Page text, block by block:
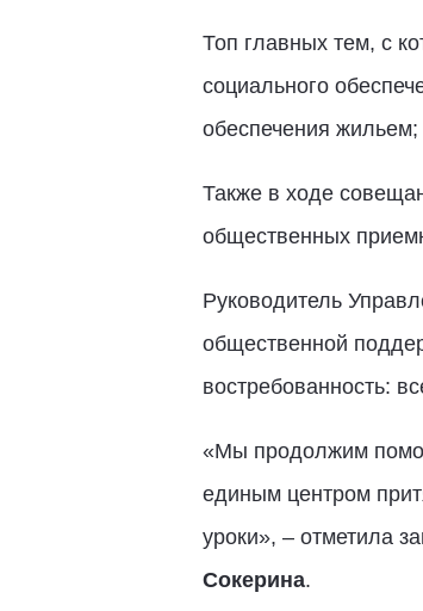
Топ главных тем, с
социального
обеспечения
Также в ходе
общественных
Руководитель
общественной
востребованность:
«Мы продолжим
единым центром
уроки», – отметила
Сокерина.